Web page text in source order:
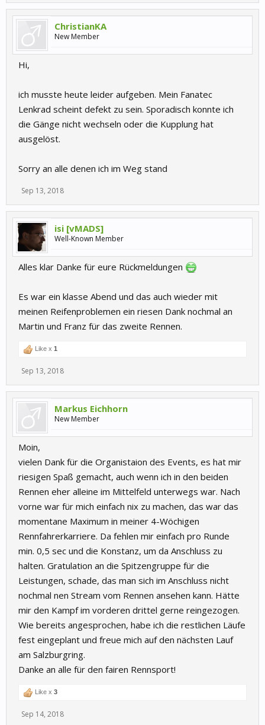
ChristianKA
New Member
Hi,
ich musste heute leider aufgeben. Mein Fanatec
Lenkrad scheint defekt zu sein. Sporadisch konnte ich
die Gänge nicht wechseln oder die Kupplung hat
ausgelöst.
Sorry an alle denen ich im Weg stand
Sep 13, 2018
isi [vMADS]
Well-Known Member
Alles klar Danke für eure Rückmeldungen
Es war ein klasse Abend und das auch wieder mit
meinen Reifenproblemen ein riesen Dank nochmal an
Martin und Franz für das zweite Rennen.
Like x 1
Sep 13, 2018
Markus Eichhorn
New Member
Moin,
vielen Dank für die Organistaion des Events, es hat mir
riesigen Spaß gemacht, auch wenn ich in den beiden
Rennen eher alleine im Mittelfeld unterwegs war. Nach
vorne war für mich einfach nix zu machen, das war das
momentane Maximum in meiner 4-Wöchigen
Rennfahrerkarriere. Da fehlen mir einfach pro Runde
min. 0,5 sec und die Konstanz, um da Anschluss zu
halten. Gratulation an die Spitzengruppe für die
Leistungen, schade, das man sich im Anschluss nicht
nochmal nen Stream vom Rennen ansehen kann. Hätte
mir den Kampf im vorderen drittel gerne reingezogen.
Wie bereits angesprochen, habe ich die restlichen Läufe
fest eingeplant und freue mich auf den nächsten Lauf
am Salzburgring.
Danke an alle für den fairen Rennsport!
Like x 3
Sep 14, 2018